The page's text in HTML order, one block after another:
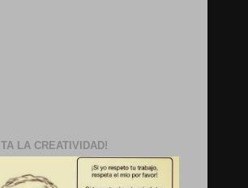
LA CREATIVIDAD!